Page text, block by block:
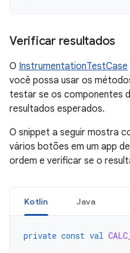
Verificar resultados
O InstrumentationTestCase
você possa usar os
testar se os componentes
resultados esperados.
O snippet a seguir mostra
vários botões em um app
ordem e verificar se o
Kotlin Java
private const val